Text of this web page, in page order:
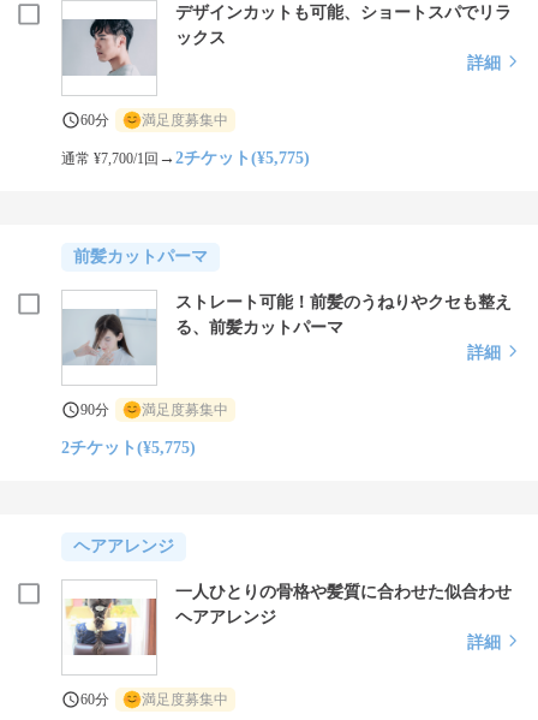
デザインカットも可能、ショートスパでリラ
ックス
詳細
60分 満足度募集中
通常 ¥7,700/1回 →2チケット(¥5,775)
前髪カットパーマ
ストレート可能！前髪のうねりやクセも整え
る、前髪カットパーマ
詳細
90分 満足度募集中
2チケット(¥5,775)
ヘアアレンジ
一人ひとりの骨格や髪質に合わせた似合わせ
ヘアアレンジ
詳細
60分 満足度募集中